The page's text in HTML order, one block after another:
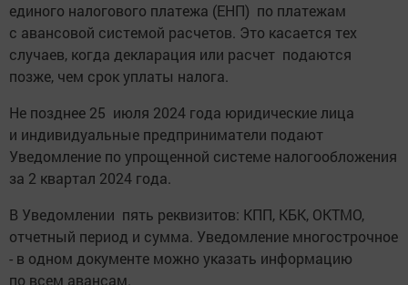
единого налогового платежа (ЕНП) по платежам
с авансовой системой расчетов. Это касается тех
случаев, когда декларация или расчет подаются
позже, чем срок уплаты налога.
Не позднее 25 июля 2024 года юридические лица
и индивидуальные предприниматели подают
Уведомление по упрощенной системе налогообложения
за 2 квартал 2024 года.
В Уведомлении пять реквизитов: КПП, КБК, ОКТМО,
отчетный период и сумма. Уведомление многострочное
- в одном документе можно указать информацию
по всем авансам.